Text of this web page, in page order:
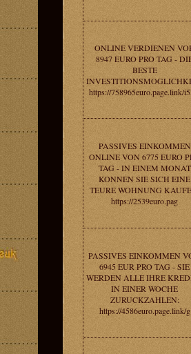
ONLINE VERDIENEN
8947 EURO PRO TAG -
BESTE
https://758965euro.page.link/
PASSIVES EINKOMMEN
ONLINE VON 6775 EURO
TAG - IN EINEM MONAT
KONNEN SIE SICH EINE
TEURE WOHNUNG
https://2539euro.pag
PASSIVES EINKOMMEN
6945 EUR PRO TAG - SIE
WERDEN ALLE IHRE
IN EINER WOCHE
ZURUCKZAHLEN:
https://4586euro.page.link/g